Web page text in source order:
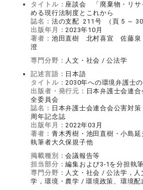
タイトル： 座談会 「廃棄物・リサ
める現行法制度とこれから
誌名： 法の支配 211号 （頁 5 ～ 30
出版年月：2023年10月
著者： 池田直樹 北村喜宣 佐藤
澄
専門分野： 人文・社会 / 公法学
記述言語： 日本語
タイトル：2030年への環境弁護士
出版者・発行元： 日本弁護士会連
全委員会
誌名： 日本弁護士会連合会公害対
周年記念誌
出版年月：2022年03月
著者： 青木秀樹・池田直樹・小島延
執筆者大久保規子他
掲載種別：会議報告等
担当部分：編集および3-1を分担執
専門分野： 人文・社会 / 公法学，
学，環境・農学 / 環境政策、環境配